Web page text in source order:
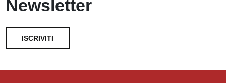
Newsletter
ISCRIVITI